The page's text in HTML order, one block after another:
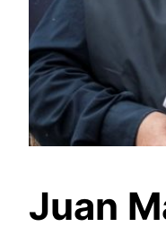
Juan